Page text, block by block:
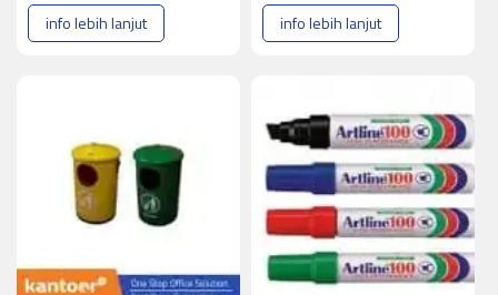
info lebih lanjut info lebih lanjut